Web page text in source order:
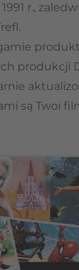
r.,
produkcji
są Twoi